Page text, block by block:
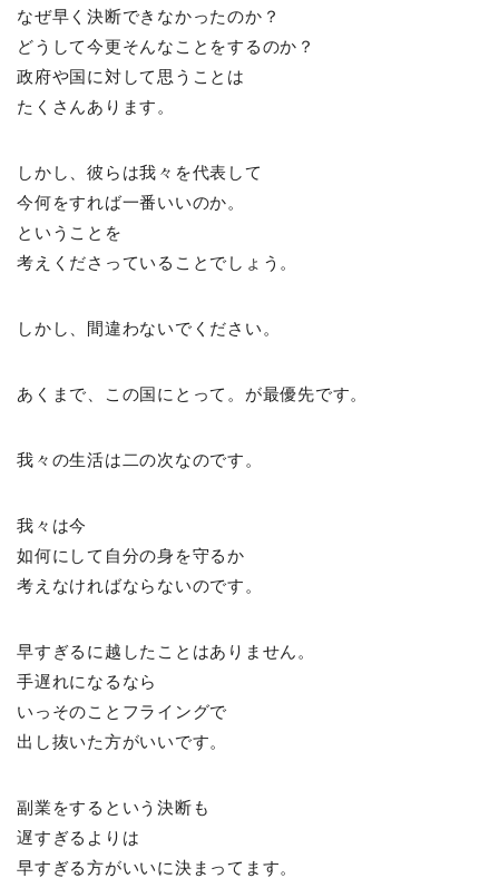
なぜ早く決断できなかったのか？
どうして今更そんなことをするのか？
政府や国に対して思うことは
たくさんあります。
しかし、彼らは我々を代表して
今何をすれば一番いいのか。
ということを
考えくださっていることでしょう。
しかし、間違わないでください。
あくまで、この国にとって。が最優先です。
我々の生活は二の次なのです。
我々は今
如何にして自分の身を守るか
考えなければならないのです。
早すぎるに越したことはありません。
手遅れになるなら
いっそのことフライングで
出し抜いた方がいいです。
副業をするという決断も
遅すぎるよりは
早すぎる方がいいに決まってます。